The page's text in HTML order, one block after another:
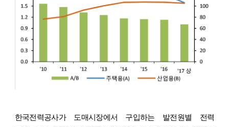
한국전력공사가 도매시장에서 구입하는 발전원별 전력